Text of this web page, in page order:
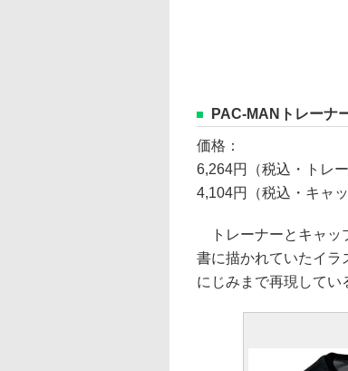
PAC-MANトレーナ
価格：
6,264円（税込・トレー
4,104円（税込・キャッ
トレーナーとキャッ
書に描かれていたイラ
にじみまで再現してい